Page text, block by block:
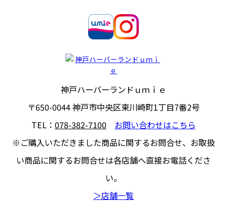
神戸ハーバーランドｕｍｉｅ
〒650-0044神戸市中央区東川崎町1丁目7番2号
TEL： 078-382-7100
お問い合わせはこちら
※ご購入いただきました商品に関するお問合せ、 お取扱
い商品に関するお問合せは各店舗へ直接お電話くださ
い。
＞店舗一覧